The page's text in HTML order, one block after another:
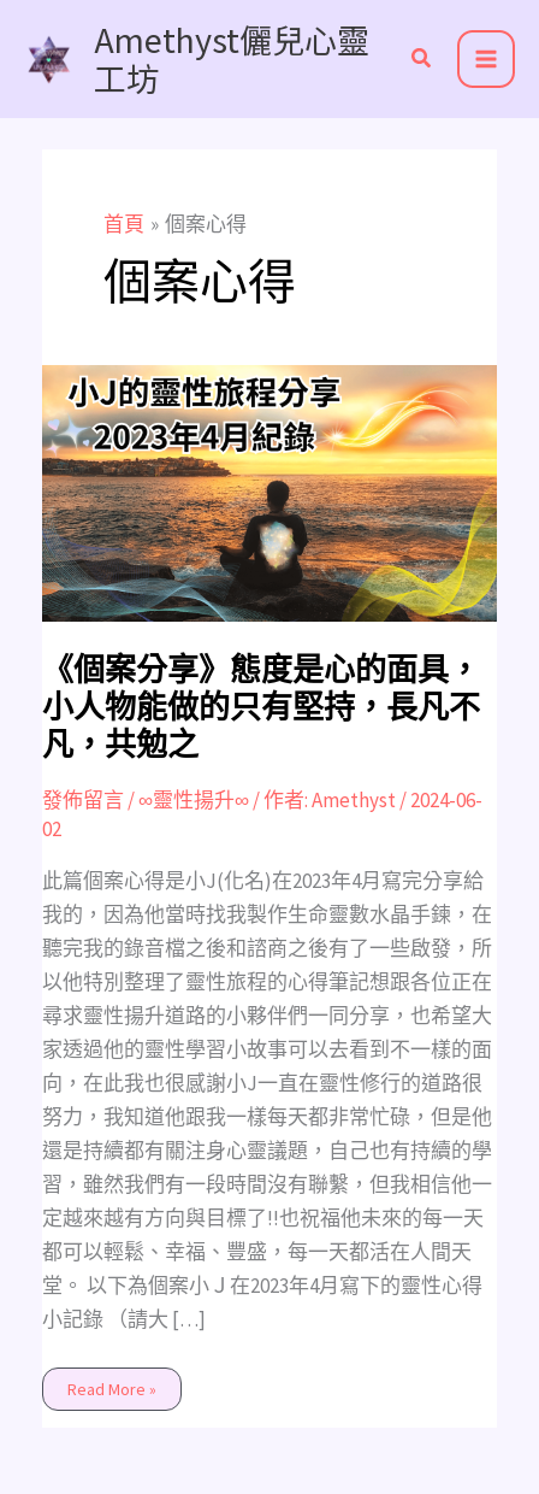
Amethyst儷兒心靈
工坊
首頁 個案心得
個案心得
《個案分享》態度是心的面具，
小人物能做的只有堅持，長凡不
凡，共勉之
發佈留言/∞靈性揚升∞/ 作者:Amethyst/2024-06-
02
此篇個案心得是小J(化名)在2023年4月寫完分享給
我的，因為他當時找我製作生命靈數水晶手鍊，在
聽完我的錄音檔之後和諮商之後有了一些啟發，所
以他特別整理了靈性旅程的心得筆記想跟各位正在
尋求靈性揚升道路的小夥伴們一同分享，也希望大
家透過他的靈性學習小故事可以去看到不一樣的面
向，在此我也很感謝小J一直在靈性修行的道路很
努力，我知道他跟我一樣每天都非常忙碌，但是他
還是持續都有關注身心靈議題，自己也有持續的學
習，雖然我們有一段時間沒有聯繫，但我相信他一
定越來越有方向與目標了!!也祝福他未來的每一天
都可以輕鬆、幸福、豐盛，每一天都活在人間天
堂。 以下為個案小Ｊ在2023年4月寫下的靈性心得
小記錄 （請大 […]
《個
案
分
享》
態
度
是
心
的
面
具，
小
人
物
能
做
只
有
持，
長
凡
不
共
勉
Read More »